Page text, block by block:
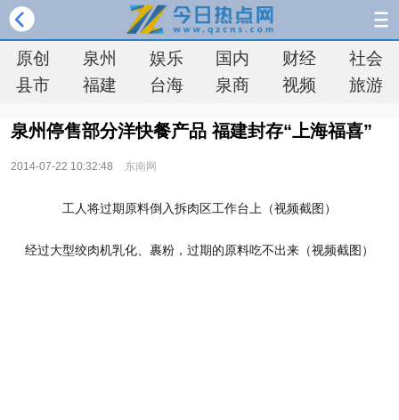
原创 泉州 娱乐 国内 财经
社会
县市
福建 台海 泉商 视频 旅游
泉州停售部分洋快餐产品 福建封存“上海福喜”
2014-07-22 10:32:48
东南网
工人将过期原料倒入拆肉区工作台上（视频截图）
经过大型绞肉机乳化、裹粉，过期的原料吃不出来（视频截图）